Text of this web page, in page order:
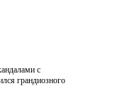
с
грандиозного